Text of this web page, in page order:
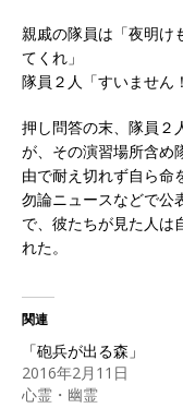
親戚の隊員は「夜明け
てくれ」
隊員２人「すいません
押し問答の末、隊員２
が、その演習場所含め
由で耐え切れず自ら命
勿論ニュースなどで公
で、彼たちが見た人は
れた。
関連
「砲兵が出る森」
2016年2月11日
心霊・幽霊